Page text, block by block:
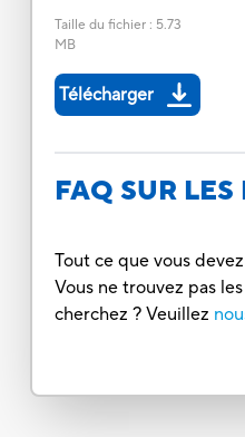
Taille du fichier: 5.73
MB
Télécharger
FAQ SUR
Tout ce que vous
Vous ne trouvez pas
cherchez ? Veuillez